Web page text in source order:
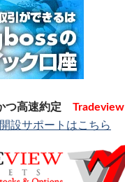
つ高速約定 Tradeview
設サポートはこちら